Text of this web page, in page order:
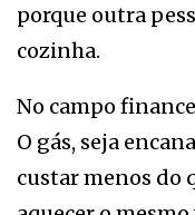
porque outra
cozinha.
No campo
O gás, seja
custar menos do